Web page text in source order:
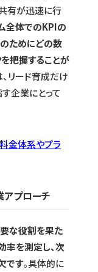
有が迅速に行
全体でのKPIの
ためにどの数
把握することが
リード育成だけ
企業にとって
金体系やプラ
アプローチ
な役割を果た
率を測定し、次
です。具体的に